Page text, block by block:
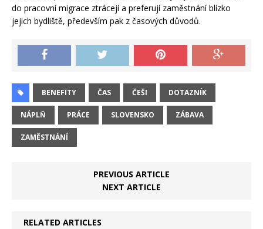
do pracovní migrace ztrácejí a preferují zaměstnání blízko
jejich bydliště, především pak z časových důvodů.
BENEFITY ČAS ČEŠI DOTAZNÍK
NÁPLŇ PRÁCE SLOVENSKO ZÁBAVA
ZAMĚSTNÁNÍ
PREVIOUS ARTICLE
NEXT ARTICLE
RELATED ARTICLES